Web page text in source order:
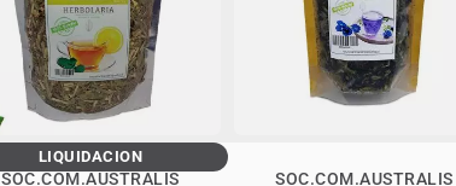
LIQUIDACIÓN
SOC.COM.AUSTRALIS SOC.COM.AUSTRALIS